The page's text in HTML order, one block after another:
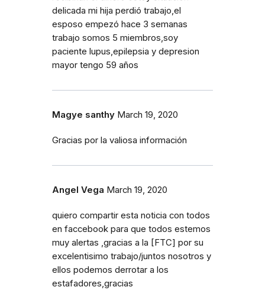
delicada mi hija perdió trabajo,el
esposo empezó hace 3 semanas
trabajo somos 5 miembros,soy
paciente lupus,epilepsia y depresion
mayor tengo 59 años
Magye santhy March 19, 2020
Gracias por la valiosa información
Angel Vega March 19, 2020
quiero compartir esta noticia con todos
en faccebook para que todos estemos
muy alertas ,gracias a la [FTC] por su
excelentisimo trabajo/juntos nosotros y
ellos podemos derrotar a los
estafadores,gracias